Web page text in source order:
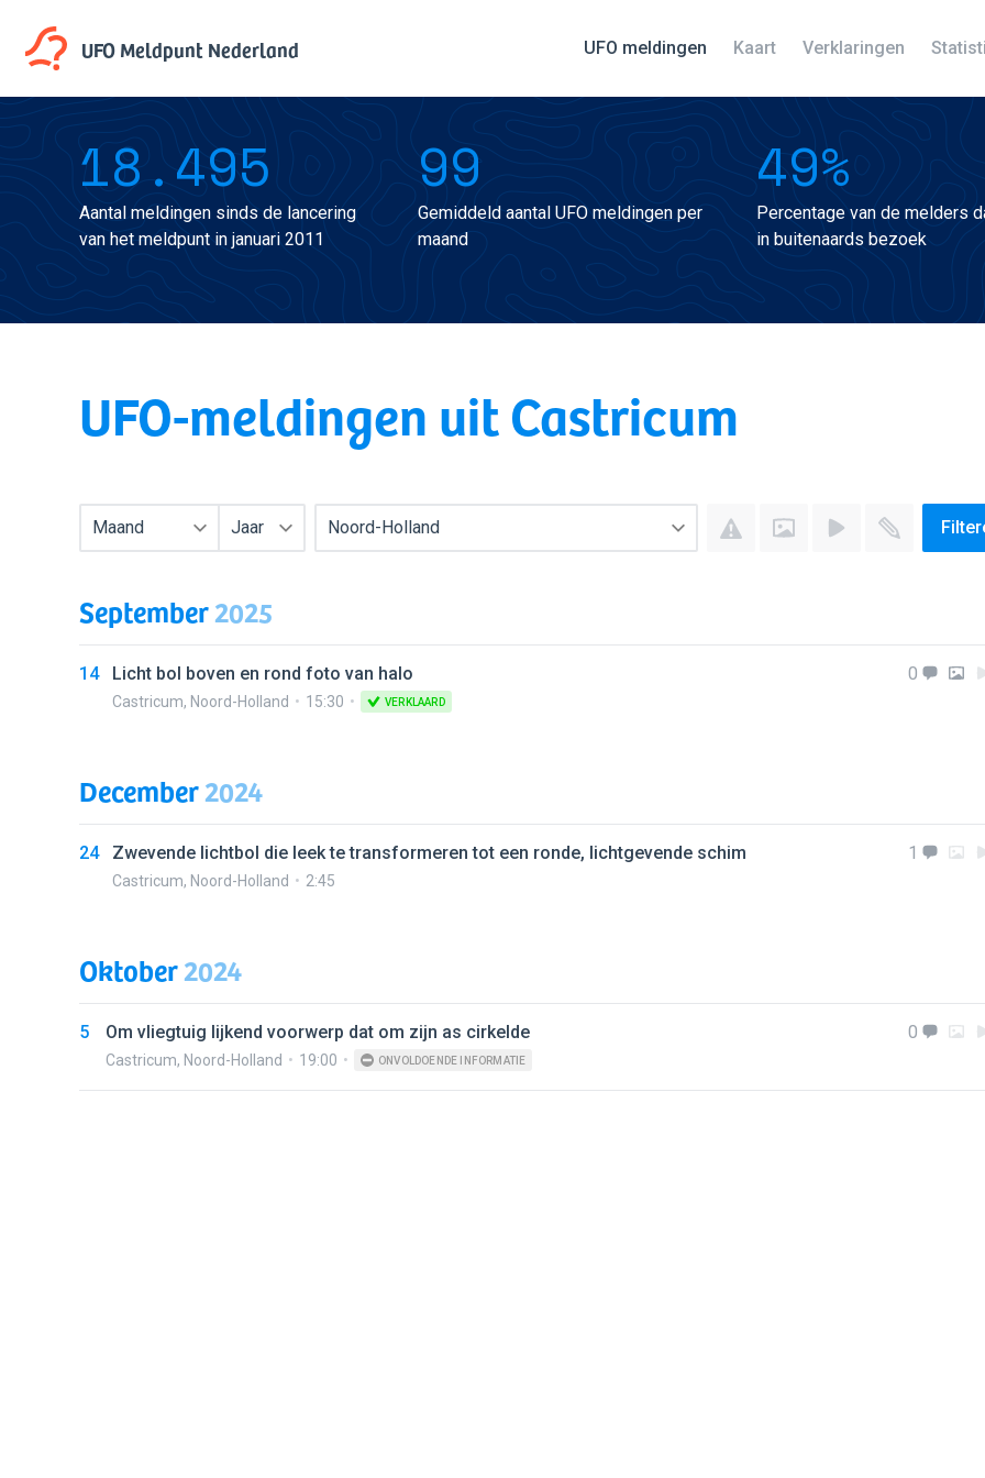
UFO MeldpuntNederland UFO meldingen Kaart Verklaringen
18.495
Aantal meldingen sinds de lancering
van het meldpunt in januari 2011
99
Gemiddeld aantal UFO meldingen per
maand
49%
Percentage van de melders
in buitenaards bezoek
UFO-meldingen uit Castricum
Maand Jaar Noord-Holland
September2025
14 Licht bol boven en rond foto van halo
Castricum, Noord-Holland 15:30 VERKLAARD
0
December2024
24 Zwevende lichtbol die leek te transformeren tot een ronde, lichtgevende schim
Castricum, Noord-Holland 2:45
1
Oktober2024
5 Om vliegtuig lijkend voorwerp dat om zijn as cirkelde
Castricum, Noord-Holland 19:00 ONVOLDOENDE INFORMATIE
0